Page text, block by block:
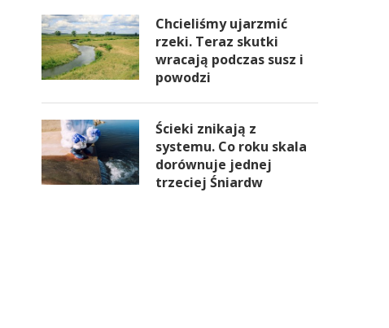
Chcieliśmy ujarzmić
rzeki. Teraz skutki
wracają podczas susz i
powodzi
Ścieki znikają z
systemu. Co roku skala
dorównuje jednej
trzeciej Śniardw